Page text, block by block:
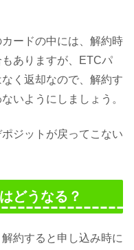
ードの中には、解約時
ありますが、ETCパ
く返却なので、解約す
いようにしましょう。
ジットが戻ってこない
どうなる？
約すると申し込み時に